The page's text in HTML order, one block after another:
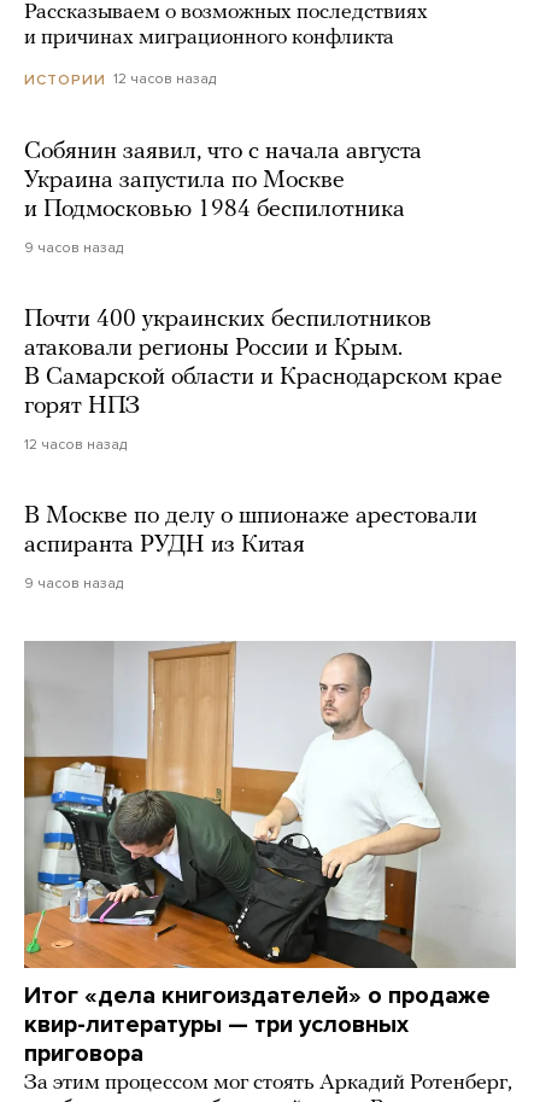
Рассказываем о возможных последствиях
и причинах миграционного конфликта
ИСТОРИИ 12 часов назад
Собянин заявил, что с начала августа
Украина запустила по Москве
и Подмосковью 1984 беспилотника
9 часов назад
Почти 400 украинских беспилотников
атаковали регионы России и Крым.
В Самарской области и Краснодарском крае
горят НПЗ
12 часов назад
В Москве по делу о шпионаже арестовали
аспиранта РУДН из Китая
9 часов назад
Итог «дела книгоиздателей» о продаже
квир-литературы — три условных
приговора
За этим процессом мог стоять Аркадий Ротенберг,